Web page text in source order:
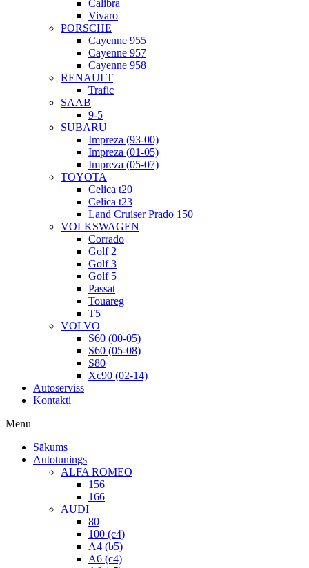
Calibra
Vivaro
PORSCHE
Cayenne 955
Cayenne 957
Cayenne 958
RENAULT
Trafic
SAAB
9-5
SUBARU
Impreza (93-00)
Impreza (01-05)
Impreza (05-07)
TOYOTA
Celica t20
Celica t23
Land Cruiser Prado 150
VOLKSWAGEN
Corrado
Golf 2
Golf 3
Golf 5
Passat
Touareg
T5
VOLVO
S60 (00-05)
S60 (05-08)
S80
Xc90 (02-14)
Autoserviss
Kontakti
Menu
Sākums
Autotunings
ALFA ROMEO
156
166
AUDI
80
100 (c4)
A4 (b5)
A6 (c4)